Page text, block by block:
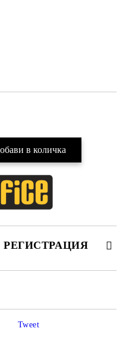
РЕГИСТРАЦИЯ
Tweet